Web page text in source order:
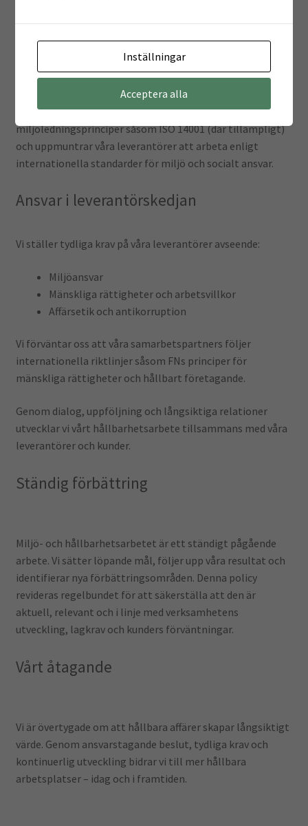
REACH och RoHS)
Producentansvar för förpackningar och elektronik
Krav på hållbara och spårbara leverantörsled
Offentlig upphandlings hållbarhetskrav
Vi strävar efter att arbeta i linje med etablerade
miljöledningsprinciper såsom ISO 14001 (där tillämpligt)
och uppmuntrar våra leverantörer att arbeta enligt
internationella standarder för miljö och socialt ansvar.
Ansvar i leverantörskedjan
Vi ställer tydliga krav på våra leverantörer avseende:
Miljöansvar
Mänskliga rättigheter och arbetsvillkor
Affärsetik och antikorruption
Vi förväntar oss att våra samarbetspartners följer
internationella riktlinjer såsom FNs principer för
mänskliga rättigheter och hållbart företagande.
Genom dialog, uppföljning och långsiktiga relationer
utvecklar vi vårt hållbarhetsarbete tillsammans med våra
leverantörer och kunder.
Ständig förbättring
Miljö- och hållbarhetsarbetet är ett ständigt pågående
arbete. Vi sätter löpande mål, följer upp våra resultat och
identifierar nya förbättringsområden. Denna policy
revideras regelbundet för att säkerställa att den är
aktuell, relevant och i linje med verksamhetens
utveckling, lagkrav och kunders förväntningar.
Vårt åtagande
Vi är övertygade om att hållbara affärer skapar långsiktigt
värde. Genom ansvarstagande beslut, tydliga krav och
kontinuerlig utveckling bidrar vi till mer hållbara
arbetsplatser – idag och i framtiden.
Inställningar
Acceptera alla